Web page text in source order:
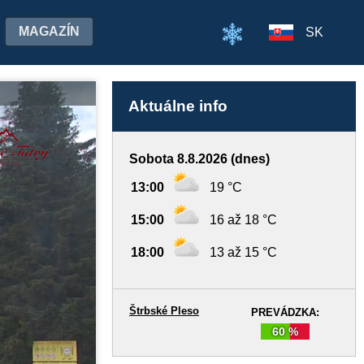
MAGAZÍN SK
Aktuálne info
Sobota 8.8.2026 (dnes)
13:00 19 °C
15:00 16 až 18 °C
18:00 13 až 15 °C
PREVÁDZKA:
60 %
Štrbské Pleso